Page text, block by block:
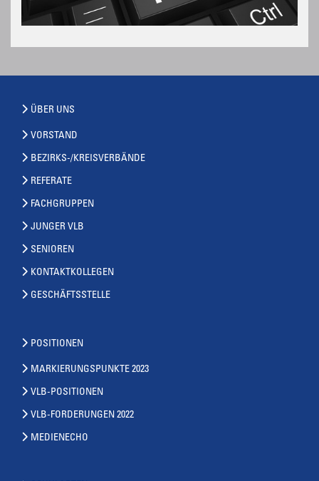
ÜBER UNS
VORSTAND
BEZIRKS-/KREISVERBÄNDE
REFERATE
FACHGRUPPEN
JUNGER VLB
SENIOREN
KONTAKTKOLLEGEN
GESCHÄFTSSTELLE
POSITIONEN
MARKIERUNGSPUNKTE 2023
VLB-POSITIONEN
VLB-FORDERUNGEN 2022
MEDIENECHO